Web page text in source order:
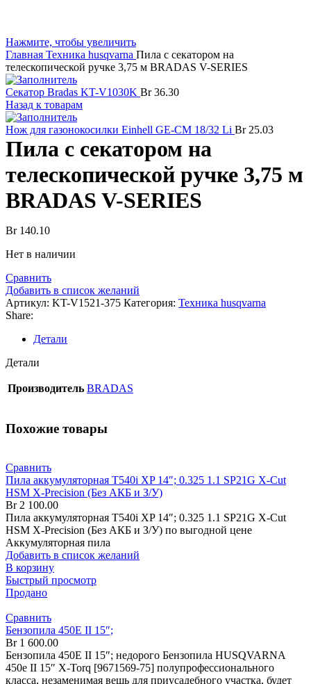
Нажмите, чтобы увеличить
Главная Техника husqvarna Пила с секатором на
телескопической ручке 3,75 м BRADAS V-SERIES
Секатор Bradas KT-V1030K Br36.30
Назад к товарам
Нож для газонокосилки Einhell GE-CM 18/32 Li Br25.03
Пила с секатором на
телескопической ручке 3,75 м
BRADAS V-SERIES
Br140.10
Нет в наличии
Сравнить
Добавить в список желаний
Артикул: KT-V1521-375 Категория: Техника husqvarna
Share:
Детали
Детали
Производитель BRADAS
Похожие товары
Сравнить
Пила аккумуляторная T540i XP 14″; 0.325 1.1 SP21G X-Cut
HSM X-Precision (Без АКБ и З/У)
Br2 100.00
Пила аккумуляторная T540i XP 14″; 0.325 1.1 SP21G X-Cut
HSM X-Precision (Без АКБ и З/У) по выгодной цене
Аккумуляторная пила
Добавить в список желаний
В корзину
Быстрый просмотр
Продано
Сравнить
Бензопила 450Е II 15″;
Br1 600.00
Бензопила 450Е II 15″; недорого Бензопила HUSQVARNA
450е II 15″ X-Torq [9671569-75] полупрофессионального
класса, незаменимая вещь для приусадебного участка, будет